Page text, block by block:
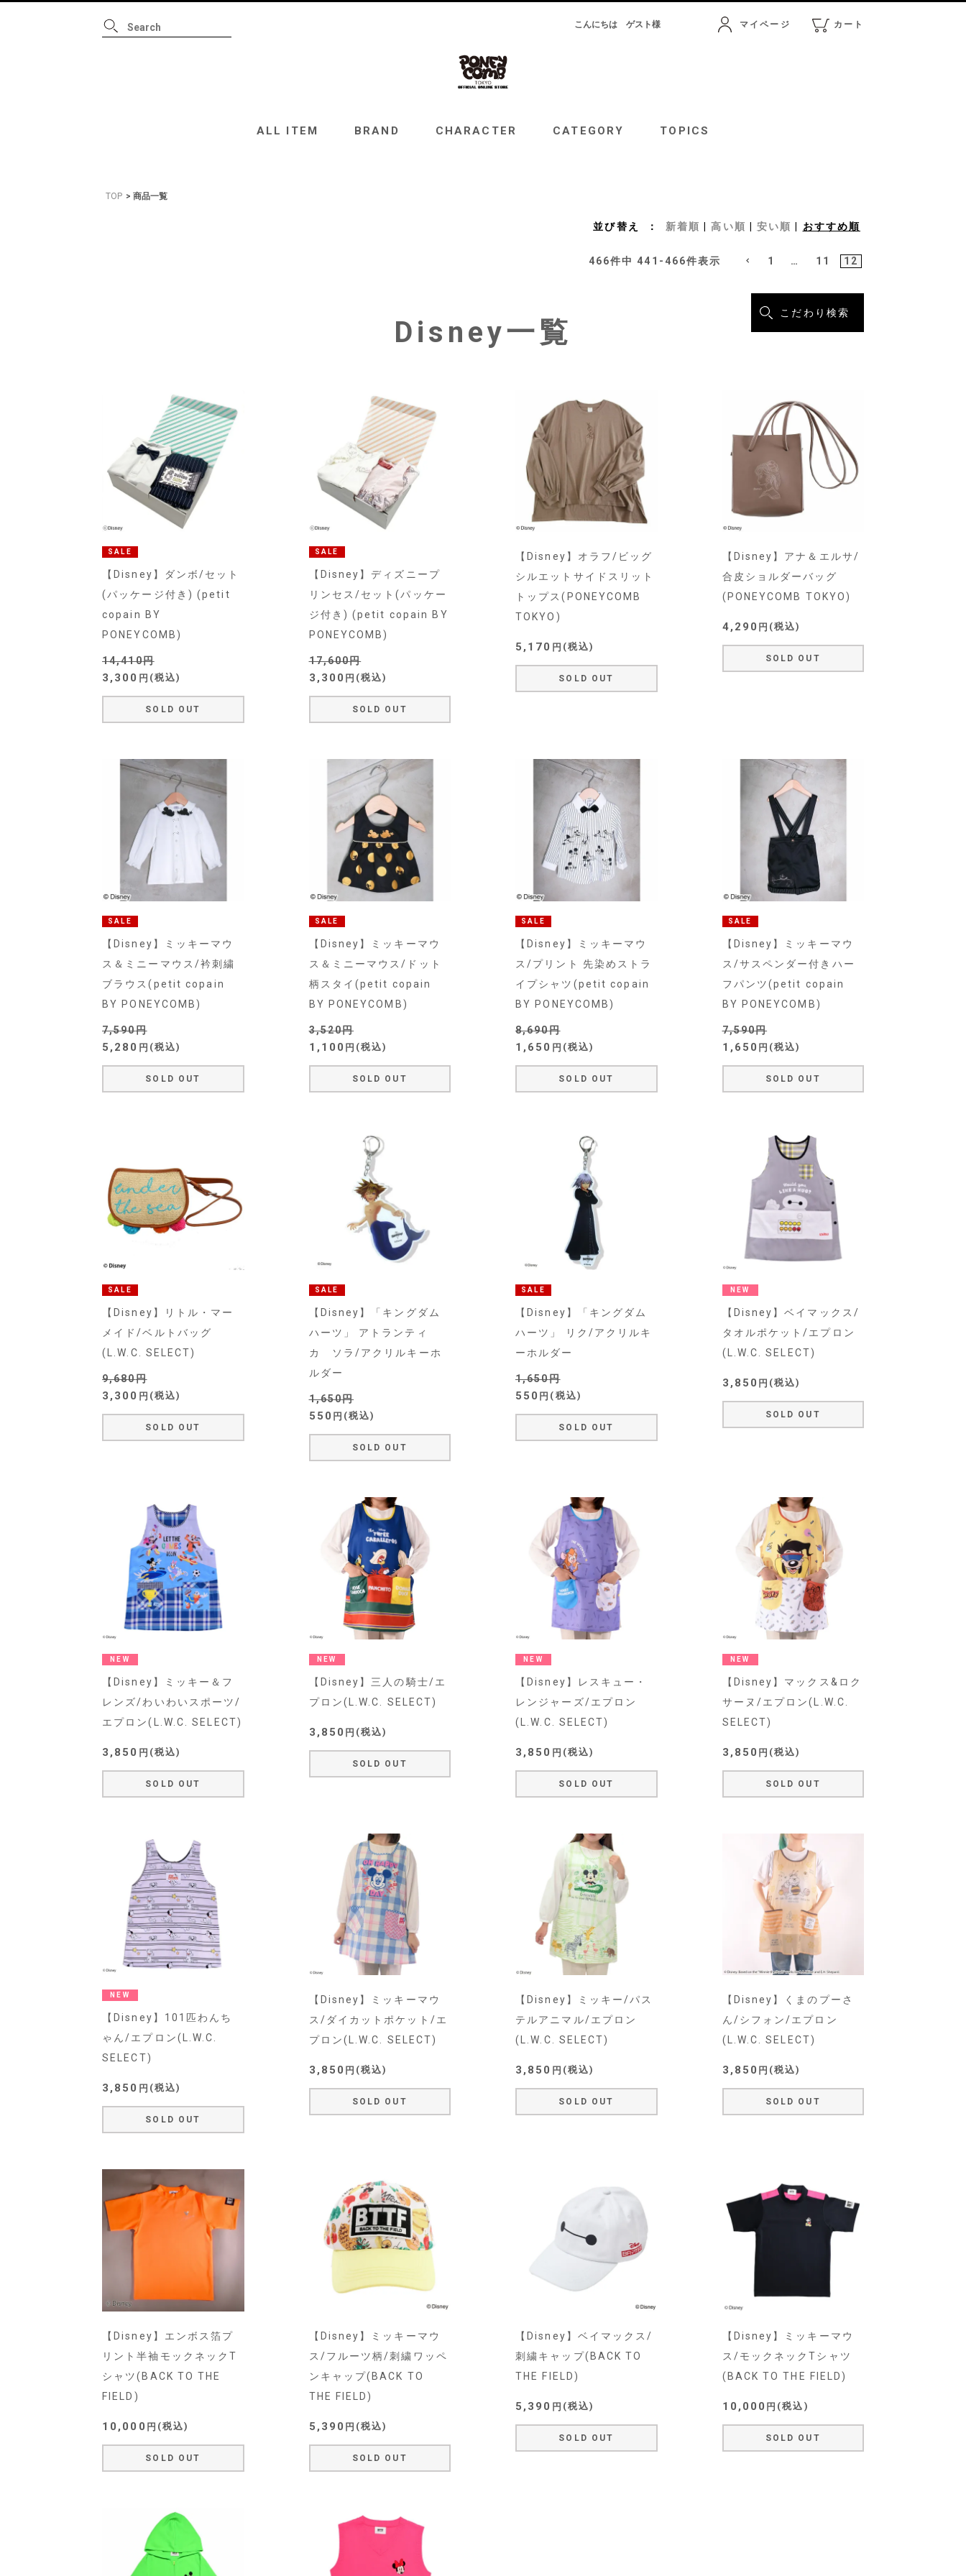
こんにちはゲスト様 マイページ カート
ALL ITEM BRAND CHARACTER CATEGORY TOPICS
ALL ITEM
TOP 商品一覧
並び替え 新着順 高い順 安い順 おすすめ順
466件中 441 - 466件表示 1 … 11 12
こだわり検索
Disney一覧
SALE
【Disney】ダンボ/セット
(パッケージ付き) (petit
copain BY
PONEYCOMB)
14,410
3,300 税込
SOLD OUT
SALE
【Disney】ディズニープ
リンセス/セット(パッケー
ジ付き) (petit copain BY
PONEYCOMB)
17,600
3,300 税込
SOLD OUT
【Disney】オラフ/ビッグ
シルエットサイドスリット
トップス(PONEYCOMB
TOKYO)
5,170 税込
SOLD OUT
【Disney】アナ＆エルサ/
合皮ショルダーバッグ
(PONEYCOMB TOKYO)
4,290 税込
SOLD OUT
SALE
【Disney】ミッキーマウ
ス＆ミニーマウス/衿刺繍
ブラウス(petit copain
BY PONEYCOMB)
7,590
5,280 税込
SOLD OUT
SALE
【Disney】ミッキーマウ
ス＆ミニーマウス/ドット
柄スタイ(petit copain
BY PONEYCOMB)
3,520
1,100 税込
SOLD OUT
SALE
【Disney】ミッキーマウ
ス/プリント 先染めストラ
イプシャツ(petit copain
BY PONEYCOMB)
8,690
1,650 税込
SOLD OUT
SALE
【Disney】ミッキーマウ
ス/サスペンダー付きハー
フパンツ(petit copain
BY PONEYCOMB)
7,590
1,650 税込
SOLD OUT
SALE
【Disney】リトル・マー
メイド/ベルトバッグ
(L.W.C. SELECT)
9,680
3,300 税込
SOLD OUT
SALE
【Disney】「キングダム
ハーツ」 アトランティ
カ ソラ/アクリルキーホ
ルダー
1,650
550 税込
SOLD OUT
SALE
【Disney】「キングダム
ハーツ」 リク/アクリルキ
ーホルダー
1,650
550 税込
SOLD OUT
NEW
【Disney】ベイマックス/
タオルポケット/エプロン
(L.W.C. SELECT)
3,850 税込
SOLD OUT
NEW
【Disney】ミッキー＆フ
レンズ/わいわいスポーツ/
エプロン(L.W.C. SELECT)
3,850 税込
SOLD OUT
NEW
【Disney】三人の騎士/エ
プロン(L.W.C. SELECT)
3,850 税込
SOLD OUT
NEW
【Disney】レスキュー・
レンジャーズ/エプロン
(L.W.C. SELECT)
3,850 税込
SOLD OUT
NEW
【Disney】マックス&ロク
サーヌ/エプロン(L.W.C.
SELECT)
3,850 税込
SOLD OUT
NEW
【Disney】101匹わんち
ゃん/エプロン(L.W.C.
SELECT)
3,850 税込
SOLD OUT
【Disney】ミッキーマウ
ス/ダイカットポケット/エ
プロン(L.W.C. SELECT)
3,850 税込
SOLD OUT
【Disney】ミッキー/パス
テルアニマル/エプロン
(L.W.C. SELECT)
3,850 税込
SOLD OUT
【Disney】くまのプーさ
ん/シフォン/エプロン
(L.W.C. SELECT)
3,850 税込
SOLD OUT
【Disney】エンボス箔プ
リント半袖モックネックT
シャツ(BACK TO THE
FIELD)
10,000 税込
SOLD OUT
【Disney】ミッキーマウ
ス/フルーツ柄/刺繍ワッペ
ンキャップ(BACK TO
THE FIELD)
5,390 税込
SOLD OUT
【Disney】ベイマックス/
刺繍キャップ(BACK TO
THE FIELD)
5,390 税込
SOLD OUT
【Disney】ミッキーマウ
ス/モックネックTシャツ
(BACK TO THE FIELD)
10,000 税込
SOLD OUT